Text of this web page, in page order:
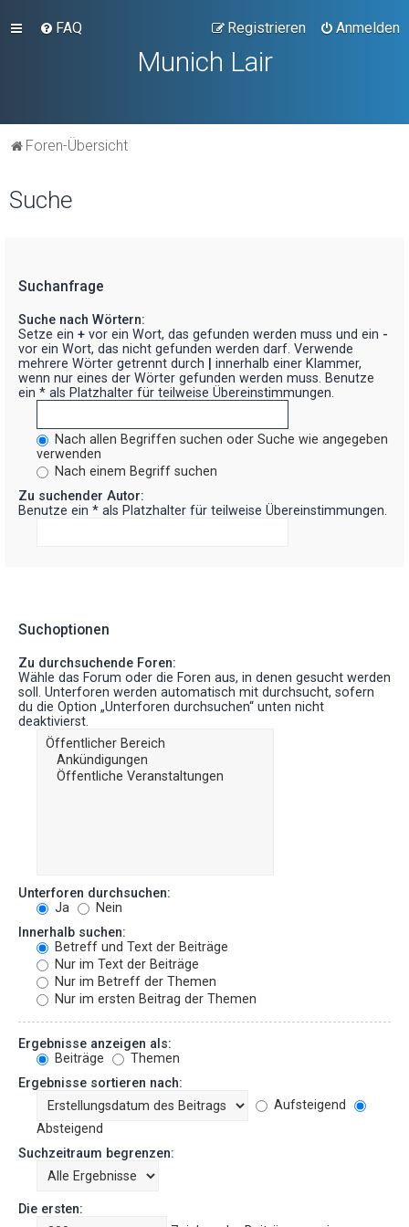
FAQ Anmelden
Registrieren
Munich Lair
Foren-Übersicht
Suche
Suchanfrage
Suche nach Wörtern:
Setze ein + vor ein Wort, das gefunden werden muss und ein -
vor ein Wort, das nicht gefunden werden darf. Verwende
mehrere Wörter getrennt durch
innerhalb einer Klammer,
wenn nur eines der Wörter gefunden werden muss. Benutze
ein * als Platzhalter für teilweise Übereinstimmungen.
Nach allen Begriffen suchen oder Suche wie angegeben
verwenden
Nach einem Begriff suchen
Zu suchender Autor:
Benutze ein * als Platzhalter für teilweise Übereinstimmungen.
Suchoptionen
Zu durchsuchende Foren:
Wähle das Forum oder die Foren aus, in denen gesucht werden
soll. Unterforen werden automatisch mit durchsucht, sofern
du die Option „Unterforen durchsuchen“ unten nicht
deaktivierst.
Unterforen durchsuchen:
Ja
Nein
Innerhalb suchen:
Betreff und Text der Beiträge
Nur im Text der Beiträge
Nur im Betreff der Themen
Nur im ersten Beitrag der Themen
Ergebnisse anzeigen als:
Beiträge
Themen
Ergebnisse sortieren nach:
Aufsteigend
Absteigend
Suchzeitraum begrenzen:
Die ersten: